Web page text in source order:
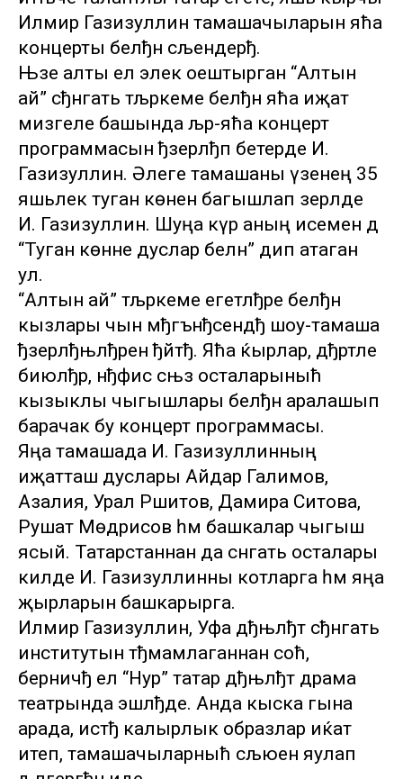
Илмир Газизуллин тамашачыларын яћа
концерты белђн сљендерђ.
Њзе алты ел элек оештырган “Алтын
ай” сђнгать тљркеме белђн яћа иҗат
мизгеле башында љр-яћа концерт
программасын ђзерлђп бетерде И.
Газизуллин. Әлеге тамашаны үзенең 35
яшьлек туган көненә багышлап әзерләде
И. Газизуллин. Шуңа күрә аның исемен дә
“Туган көнне дуслар белән” дип атаган
ул.
“Алтын ай” тљркеме егетлђре белђн
кызлары чын мђгънђсендђ шоу-тамаша
ђзерлђњлђрен ђйтђ. Яћа ќырлар, дђртле
биюлђр, нђфис сњз осталарыныћ
кызыклы чыгышлары белђн аралашып
барачак бу концерт программасы.
Яңа тамашада И. Газизуллинның
иҗатташ дуслары Айдар Галимов,
Азалия, Урал Рәшитов, Дамира Сәитова,
Рушат Мөдәрисов һәм башкалар чыгыш
ясый. Татарстаннан да сәнгать осталары
килде И. Газизуллинны котларга һәм яңа
җырларын башкарырга.
Илмир Газизуллин, Уфа дђњлђт сђнгать
институтын тђмамлаганнан соћ,
берничђ ел “Нур” татар дђњлђт драма
театрында эшлђде. Анда кыска гына
арада, истђ калырлык образлар иќат
итеп, тамашачыларныћ сљюен яулап